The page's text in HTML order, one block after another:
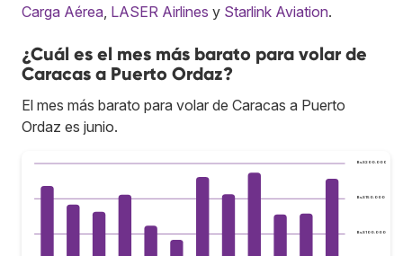
Carga Aérea LASER Airlines y Starlink Aviation.
¿Cuál es el mes más barato para volar de
Caracas a Puerto Ordaz?
El mes más barato para volar de Caracas a Puerto
Ordaz es junio.
Bs.S100.000
Bs.S150.000
Bs.S200.000